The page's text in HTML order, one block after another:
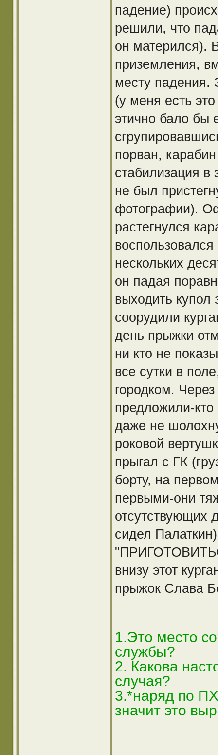
падение)
решили, что
он матерился).
приземления,
месту
(у меня есть
этично бало бы
порван,
стабилизация в
не был
фотографии).
растегнулся
нескольких
он падая
выходить
соорудили
день прыжки
ни кто не
все сутки в
городком.
предложили-кто
даже не
роковой
прыгал с ГК
борту, на
первыми-они
отсутствующих
сидел
внизу этот
прыжок Слава
1.Это место
службы?
2. Какова
случая?
3.*наряд по
значит это